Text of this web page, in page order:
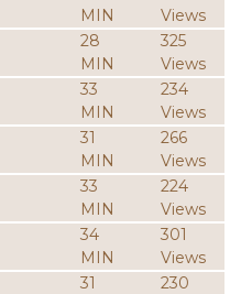
MIN
Views
28
MIN
325
Views
33
MIN
234
Views
31
MIN
266
Views
33
MIN
224
Views
34
MIN
301
Views
31
230